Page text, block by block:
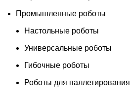
Промышленные роботы
Настольные роботы
Универсальные роботы
Гибочные роботы
Роботы для паллетирования